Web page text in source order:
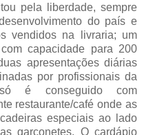
pela liberdade, sempre
do país e
vendidos na livraria; um
capacidade para 200
apresentações diárias
por profissionais da
é conseguido com
restaurante/café onde as
especiais ao lado
garçonetes. O cardápio